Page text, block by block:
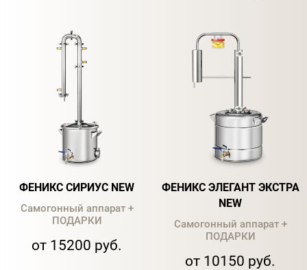
ФЕНИКС СИРИУС NEW
Самогонный аппарат +
ПОДАРКИ
от 15200 руб.
ФЕНИКС ЭЛЕГАНТ ЭКСТРА
NEW
Самогонный аппарат +
ПОДАРКИ
от 10150 руб.